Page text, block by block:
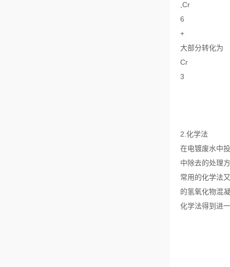
,Cr
6
+
大部分转化为
Cr
3
2.化学法
在电镀废水中
中除去的处理
常用的化学法
的氢氧化物混
化学法得到进